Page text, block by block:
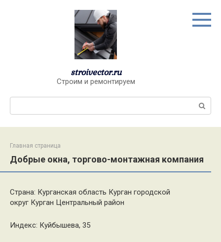
stroivector.ru
Строим и ремонтируем
Главная страница
Добрые окна, торгово-монтажная компания
Страна: Курганская область Курган городской
округ Курган Центральный район
Индекс: Куйбышева, 35